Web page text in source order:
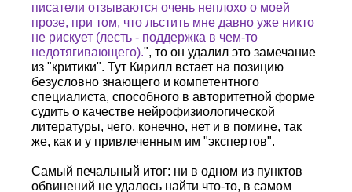
писатели отзываются очень неплохо о моей
прозе, при том, что льстить мне давно уже никто
не рискует (лесть - поддержка в чем-то
недотягивающего).", то он удалил это замечание
из "критики". Тут Кирилл встает на позицию
безусловно знающего и компетентного
специалиста, способного в авторитетной форме
судить о качестве нейрофизиологической
литературы, чего, конечно, нет и в помине, так
же, как и у привлеченным им "экспертов".
Самый печальный итог: ни в одном из пунктов
обвинений не удалось найти что-то, в самом